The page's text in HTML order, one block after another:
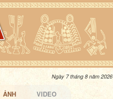
Ngày 7 tháng 8 năm 2026
ẢNH VIDEO